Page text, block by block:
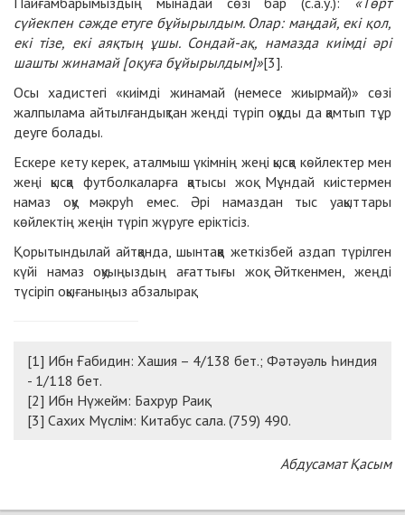
сүйекпен сәжде етуге бұйырылдым. Олар: маңдай, екі қол,
екі тізе, екі аяқтың ұшы. Сондай-ақ, намазда киімді әрі
шашты жинамай [оқуға бұйырылдым]»[3].
Осы хадистегі «киімді жинамай (немесе жиырмай)» сөзі
жалпылама айтылғандықтан жеңді түріп оқуды да қамтып тұр
деуге болады.
Ескере кету керек, аталмыш үкімнің жеңі қысқа көйлектер мен
жеңі қысқа футболкаларға қатысы жоқ. Мұндай киістермен
намаз оқу мәкруһ емес. Әрі намаздан тыс уақыттары
көйлектің жеңін түріп жүруге еріктісіз.
Қорытындылай айтқанда, шынтаққа жеткізбей аздап түрілген
күйі намаз оқуыңыздың ағаттығы жоқ. Әйткенмен, жеңді
түсіріп оқығаныңыз абзалырақ.
[1] Ибн Ғабидин: Хашия – 4/138 бет.; Фәтәуәль Һиндия
- 1/118 бет.
[2] Ибн Нүжейм: Бахрур Раиқ.
[3] Сахих Мүслім: Китабус сала. (759) 490.
Абдусамат Қасым